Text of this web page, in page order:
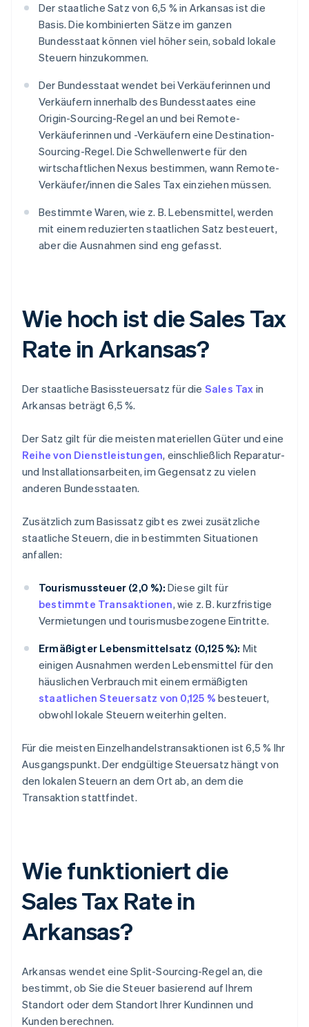
Der staatliche Satz von 6,5 % in Arkansas ist die
Basis. Die kombinierten Sätze im ganzen
Bundesstaat können viel höher sein, sobald lokale
Steuern hinzukommen.
Der Bundesstaat wendet bei Verkäuferinnen und
Verkäufern innerhalb des Bundesstaates eine
Origin-Sourcing-Regel an und bei Remote-
Verkäuferinnen und -Verkäufern eine Destination-
Sourcing-Regel. Die Schwellenwerte für den
wirtschaftlichen Nexus bestimmen, wann Remote-
Verkäufer/innen die Sales Tax einziehen müssen.
Bestimmte Waren, wie z. B. Lebensmittel, werden
mit einem reduzierten staatlichen Satz besteuert,
aber die Ausnahmen sind eng gefasst.
Wie hoch ist die Sales Tax
Rate in Arkansas?
Der staatliche Basissteuersatz für die Sales Tax in
Arkansas beträgt 6,5 %.
Der Satz gilt für die meisten materiellen Güter und eine
Reihe von Dienstleistungen, einschließlich Reparatur-
und Installationsarbeiten, im Gegensatz zu vielen
anderen Bundesstaaten.
Zusätzlich zum Basissatz gibt es zwei zusätzliche
staatliche Steuern, die in bestimmten Situationen
anfallen:
Tourismussteuer (2,0 %): Diese gilt für
bestimmte Transaktionen, wie z. B. kurzfristige
Vermietungen und tourismusbezogene Eintritte.
Ermäßigter Lebensmittelsatz (0,125 %): Mit
einigen Ausnahmen werden Lebensmittel für den
häuslichen Verbrauch mit einem ermäßigten
staatlichen Steuersatz von 0,125 % besteuert,
obwohl lokale Steuern weiterhin gelten.
Für die meisten Einzelhandelstransaktionen ist 6,5 % Ihr
Ausgangspunkt. Der endgültige Steuersatz hängt von
den lokalen Steuern an dem Ort ab, an dem die
Transaktion stattfindet.
Wie funktioniert die
Sales Tax Rate in
Arkansas?
Arkansas wendet eine Split-Sourcing-Regel an, die
bestimmt, ob Sie die Steuer basierend auf Ihrem
Standort oder dem Standort Ihrer Kundinnen und
Kunden berechnen.